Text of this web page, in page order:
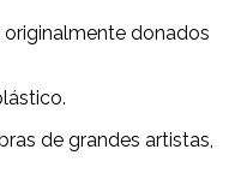
donados
de grandes artistas,